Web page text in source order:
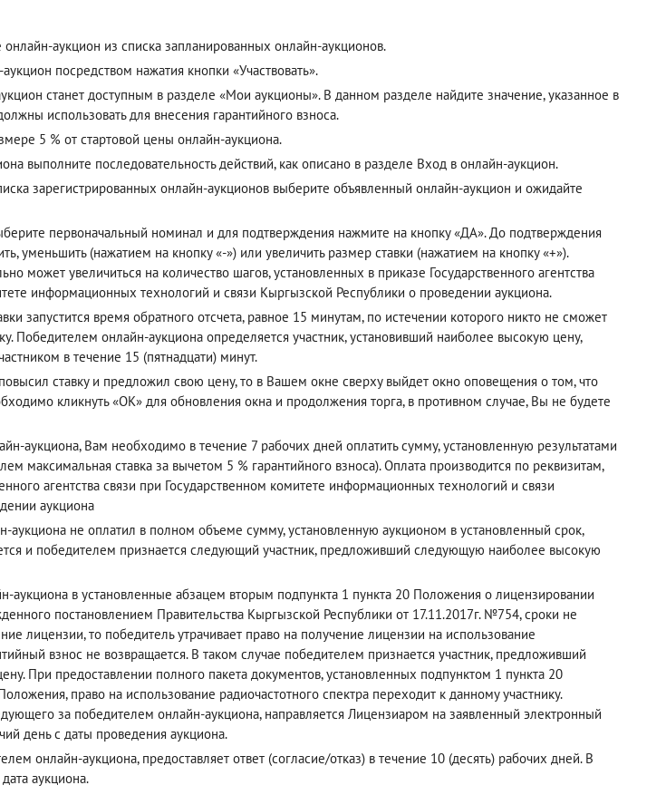
аукцион из списка запланированных онлайн-аукционов.
посредством нажатия кнопки «Участвовать».
станет доступным в разделе «Мои аукционы». В данном разделе найдите значение, указанное в
использовать для внесения гарантийного взноса.
5 % от стартовой цены онлайн-аукциона.
выполните последовательность действий, как описано в разделе Вход в онлайн-аукцион.
зарегистрированных онлайн-аукционов выберите объявленный онлайн-аукцион и ожидайте
первоначальный номинал и для подтверждения нажмите на кнопку «ДА». До подтверждения
уменьшить (нажатием на кнопку «-») или увеличить размер ставки (нажатием на кнопку «+»).
может увеличиться на количество шагов, установленных в приказе Государственного агентства
информационных технологий и связи Кыргызской Республики о проведении аукциона.
запустится время обратного отсчета, равное 15 минутам, по истечении которого никто не сможет
Победителем онлайн-аукциона определяется участник, установивший наиболее высокую цену,
в течение 15 (пятнадцати) минут.
ставку и предложил свою цену, то в Вашем окне сверху выйдет окно оповещения о том, что
кликнуть «ОК» для обновления окна и продолжения торга, в противном случае, Вы не будете
аукциона, Вам необходимо в течение 7 рабочих дней оплатить сумму, установленную результатами
максимальная ставка за вычетом 5 % гарантийного взноса). Оплата производится по реквизитам,
агентства связи при Государственном комитете информационных технологий и связи
аукциона
аукциона не оплатил в полном объеме сумму, установленную аукционом в установленный срок,
и победителем признается следующий участник, предложивший следующую наиболее высокую
аукциона в установленные абзацем вторым подпункта 1 пункта 20 Положения о лицензировании
постановлением Правительства Кыргызской Республики от 17.11.2017г. №754, сроки не
лицензии, то победитель утрачивает право на получение лицензии на использование
взнос не возвращается. В таком случае победителем признается участник, предложивший
При предоставлении полного пакета документов, установленных подпунктом 1 пункта 20
право на использование радиочастотного спектра переходит к данному участнику.
за победителем онлайн-аукциона, направляется Лицензиаром на заявленный электронный
день с даты проведения аукциона.
онлайн-аукциона, предоставляет ответ (согласие/отказ) в течение 10 (десять) рабочих дней. В
аукциона.